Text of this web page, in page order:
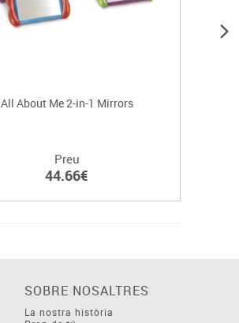
All About Me 2-in-1 Mirrors
Preu
44.66€
SOBRE NOSALTRES
La nostra història